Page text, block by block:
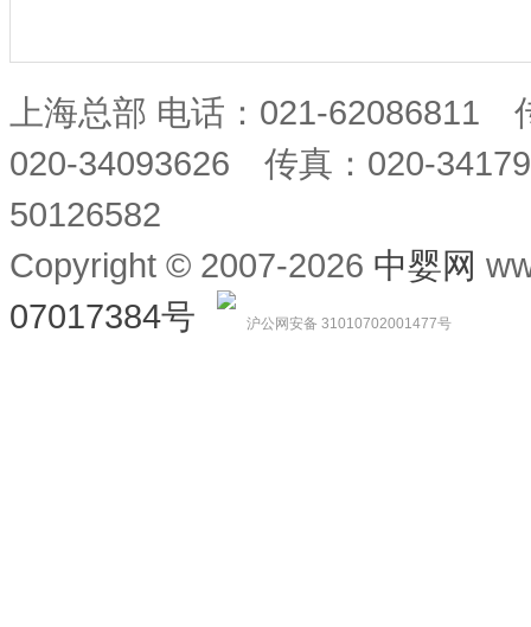
上海总部 电话：021-
020-34093626 传真：020-
50126582
Copyright © 2007-2026 中婴网
07017384号
沪公网安备 31010702001477号